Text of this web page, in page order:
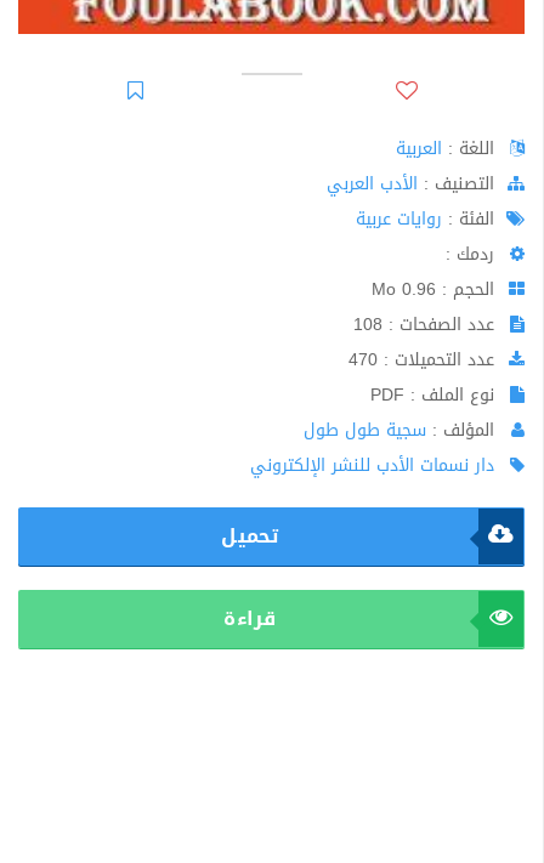
اللغة : العربية
اﻟﺘﺼﻨﻴﻒ : الأدب العربي
الفئة : روايات عربية
ردمك :
الحجم : 0.96 Mo
عدد الصفحات : 108
عدد التحميلات : 470
نوع الملف : PDF
المؤلف : سجية طول طول
دار نسمات الأدب للنشر الإلكتروني
تحميل
قراءة